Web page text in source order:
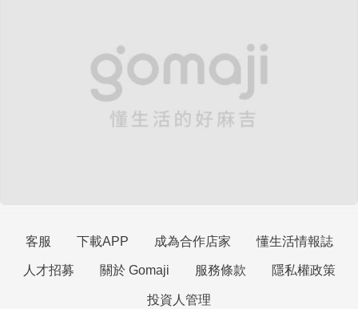
客服 下載APP 成為合作店家 懂生活情報誌
人才招募 關於 Gomaji 服務條款 隱私權政策
投資人管理